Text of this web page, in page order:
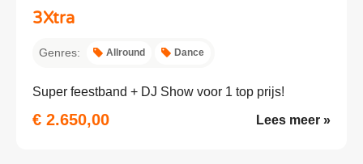
3Xtra
Genres: Allround Dance
Super feestband + DJ Show voor 1 top prijs!
€ 2.650,00 Lees meer »